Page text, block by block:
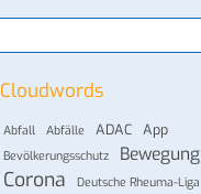
Cloudwords
Abfall Abfälle ADAC App
Bevölkerungsschutz Bewegung
Corona Deutsche Rheuma-Liga